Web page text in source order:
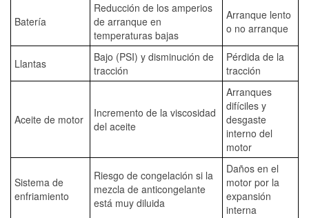
Batería
Reducción de los amperios
de arranque en
temperaturas bajas
Arranque lento
o no arranque
Llantas
Bajo (PSI) y disminución de
tracción
Pérdida de la
tracción
Aceite de motor
Incremento de la viscosidad
del aceite
Arranques
difíciles y
desgaste
interno del
motor
Sistema de
enfriamiento
Riesgo de congelación si la
mezcla de anticongelante
está muy diluida
Daños en el
motor por la
expansión
interna